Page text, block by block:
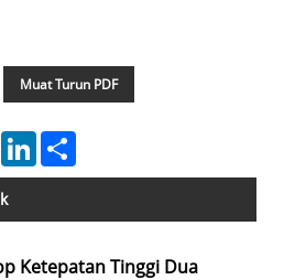
Muat Turun PDF
PinterestLinkedIn
Ketepatan Tinggi Dua